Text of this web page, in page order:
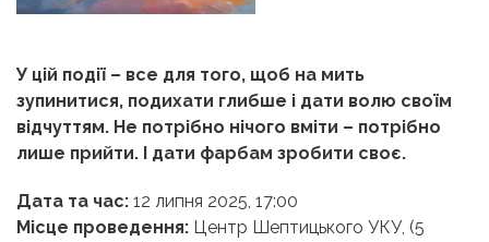
У цій події – все для того, щоб на мить
зупинитися, подихати глибше і дати волю своїм
відчуттям. Не потрібно нічого вміти – потрібно
лише прийти. І дати фарбам зробити своє.
Дата та час: 12 липня 2025, 17:00
Місце проведення: Центр Шептицького УКУ, (5